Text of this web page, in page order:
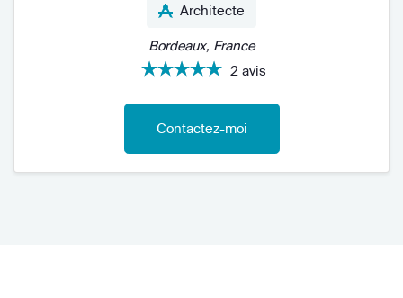
Architecte
Bordeaux, France
2 avis
Contactez-moi